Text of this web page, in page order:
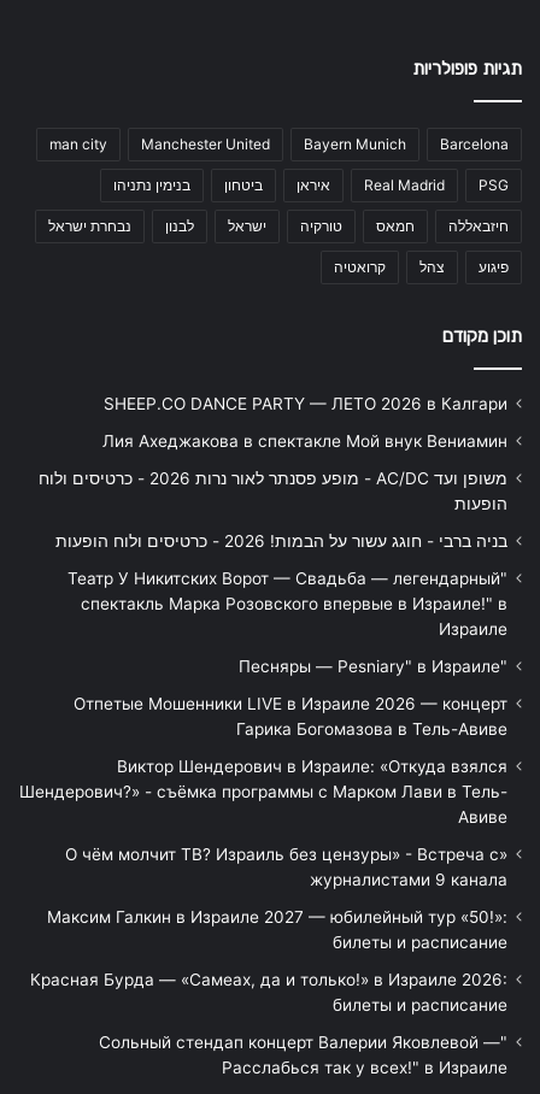
תגיות פופולריות
Barcelona
Bayern Munich
Manchester United
man city
PSG
Real Madrid איראן ביטחון בנימין נתניהו
חיזבאללה חמאס טורקיה ישראל לבנון נבחרת ישראל
פיגוע צהל קרואטיה
תוכן מקודם
SHEEP.CO DANCE PARTY — ЛЕТО 2026 в Калгари
Лия Ахеджакова в спектакле Мой внук Вениамин
משופן ועד AC/DC - מופע פסנתר לאור נרות 2026 - כרטיסים ולוח
הופעות
בניה ברבי - חוגג עשור על הבמות! 2026 - כרטיסים ולוח הופעות
"Театр У Никитских Ворот — Свадьба — легендарный
спектакль Марка Розовского впервые в Израиле!" в
Израиле
"Песняры — Pesniary" в Израиле
Отпетые Мошенники LIVE в Израиле 2026 — концерт
Гарика Богомазова в Тель-Авиве
Виктор Шендерович в Израиле: «Откуда взялся
Шендерович?» - съёмка программы с Марком Лави в Тель-
Авиве
«О чём молчит ТВ? Израиль без цензуры» - Встреча с
журналистами 9 канала
Максим Галкин в Израиле 2027 — юбилейный тур «50!»:
билеты и расписание
Красная Бурда — «Самеах, да и только!» в Израиле 2026:
билеты и расписание
"Сольный стендап концерт Валерии Яковлевой —
Расслабься так у всех!" в Израиле